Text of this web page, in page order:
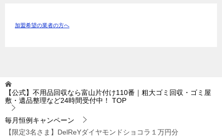
加盟希望の業者の方へ
【公式】不用品回収なら富山片付け110番｜粗大ゴミ回収・ゴミ屋
敷・遺品整理など24時間受付中！
TOP
毎月恒例キャンペーン
【限定3名さま】DelReYダイヤモンドショコラ１万円分